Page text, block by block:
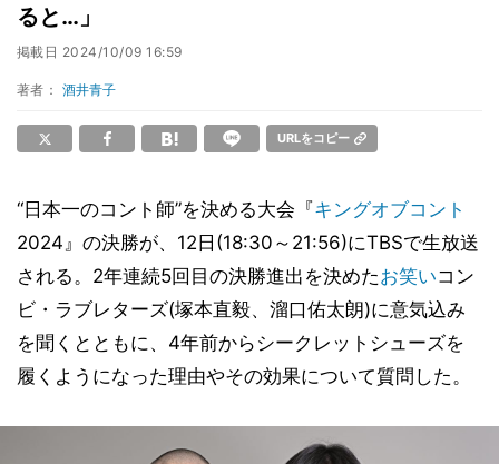
ると…」
掲載日 2024/10/09 16:59
著者： 酒井青子
URLをコピー
“日本一のコント師”を決める大会『キングオブコント
2024』の決勝が、12日(18:30～21:56)にTBSで生放送
される。2年連続5回目の決勝進出を決めたお笑いコン
ビ・ラブレターズ(塚本直毅、溜口佑太朗)に意気込み
を聞くとともに、4年前からシークレットシューズを
履くようになった理由やその効果について質問した。